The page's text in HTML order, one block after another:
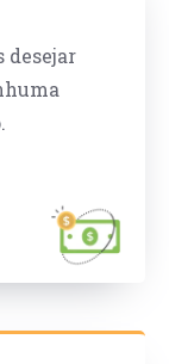
desejar